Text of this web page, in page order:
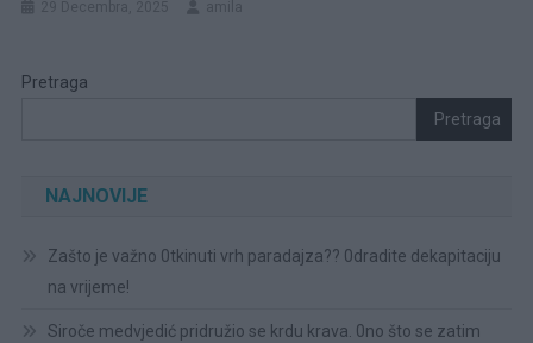
Pretraga
Pretraga
NAJNOVIJE
Zašto je važno 0tkinuti vrh paradajza?? 0dradite dekapitaciju
na vrijeme!
Siroče medvjedić pridružio se krdu krava. 0no što se zatim